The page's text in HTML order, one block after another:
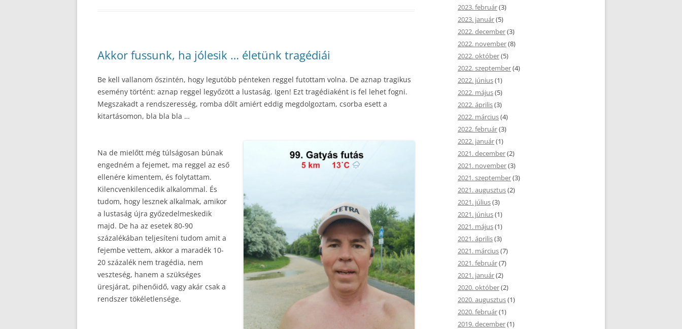
Akkor fussunk, ha jólesik … életünk tragédiái
Be kell vallanom őszintén, hogy legutóbb pénteken reggel futottam volna. De aznap tragikus
esemény történt: aznap reggel legyőzött a lustaság. Igen! Ezt tragédiaként is fel lehet fogni.
Megszakadt a rendszeresség, romba dőlt amiért eddig megdolgoztam, csorba esett a
kitartásomon, bla bla bla …
Na de mielőtt még túlságosan búnak
engedném a fejemet, ma reggel az eső
ellenére kimentem, és folytattam.
Kilencvenkilencedik alkalommal. És
tudom, hogy lesznek alkalmak, amikor
a lustaság újra győzedelmeskedik
majd. De ha az esetek 80-90
százalékában teljesíteni tudom amit a
fejembe vettem, akkor a maradék 10-
20 százalék nem tragédia, nem
veszteség, hanem a szükséges
üresjárat, pihenőidő, vagy akár csak a
rendszer tökéletlensége.
2023. február(3)
2023. január(5)
2022. december(3)
2022. november(8)
2022. október(5)
2022. szeptember(4)
2022. június(1)
2022. május(5)
2022. április(3)
2022. március(4)
2022. február(3)
2022. január(1)
2021. december(2)
2021. november(3)
2021. szeptember(3)
2021. augusztus(2)
2021. július(3)
2021. június(1)
2021. május(1)
2021. április(3)
2021. március(7)
2021. február(7)
2021. január(2)
2020. október(2)
2020. augusztus(1)
2020. február(1)
2019. december(1)